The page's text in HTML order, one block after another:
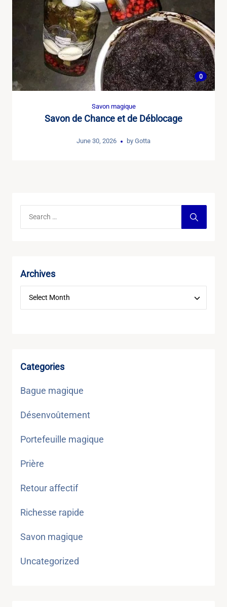
0
Savon magique
Savon de Chance et de Déblocage
June 30, 2026 by Gotta
Archives
Categories
Bague magique
Désenvoûtement
Portefeuille magique
Prière
Retour affectif
Richesse rapide
Savon magique
Uncategorized